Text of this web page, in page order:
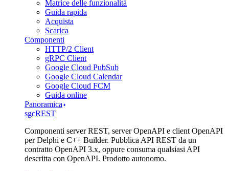
Matrice delle funzionalità
Guida rapida
Acquista
Scarica
Componenti
HTTP/2 Client
gRPC Client
Google Cloud PubSub
Google Cloud Calendar
Google Cloud FCM
Guida online
Panoramica
sgcREST
Componenti server REST, server OpenAPI e client OpenAPI
per Delphi e C++ Builder. Pubblica API REST da un
contratto OpenAPI 3.x, oppure consuma qualsiasi API
descritta con OpenAPI. Prodotto autonomo.